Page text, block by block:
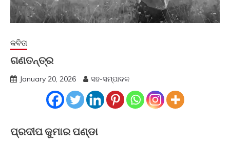
କବିତା
ଗଣତନ୍ତ୍ର
January 20, 2026 ସହ-ସମ୍ପାଦକ
ପ୍ରଦୀପ କୁମାର ପଣ୍ଡା